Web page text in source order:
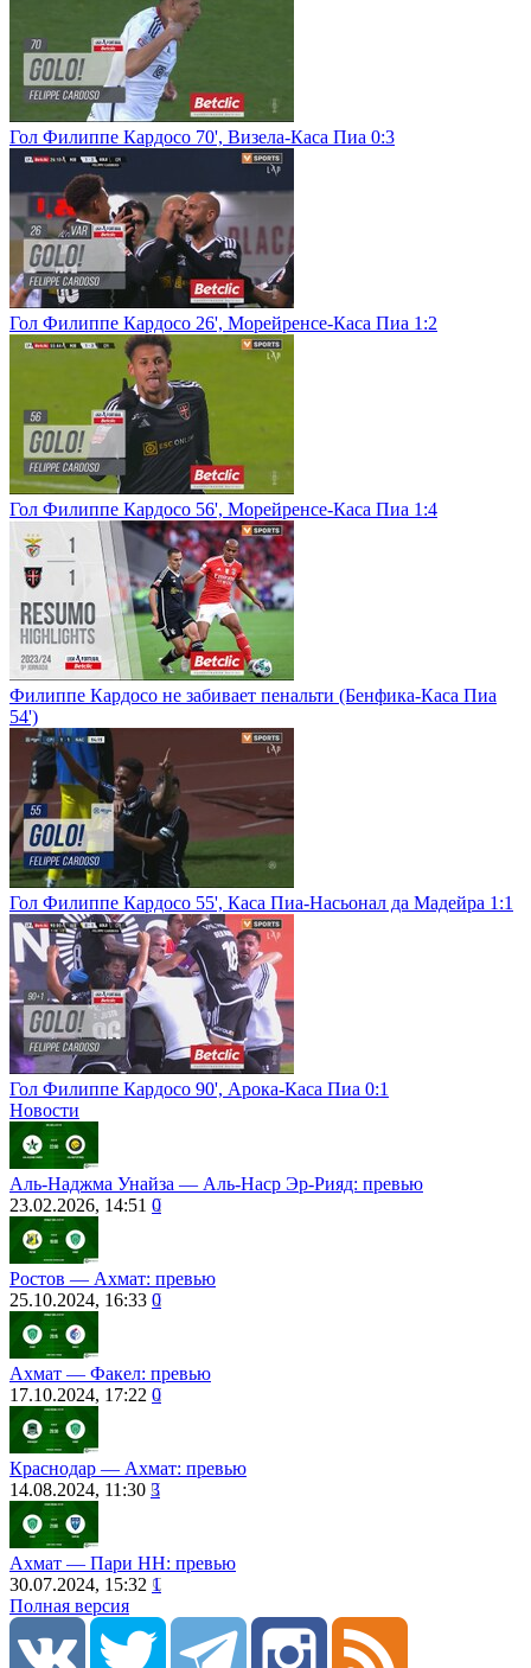
Гол Филиппе Кардосо 70', Визела-Каса Пиа 0:3
Гол Филиппе Кардосо 26', Морейренсе-Каса Пиа 1:2
Гол Филиппе Кардосо 56', Морейренсе-Каса Пиа 1:4
Филиппе Кардосо не забивает пенальти (Бенфика-Каса Пиа
54')
Гол Филиппе Кардосо 55', Каса Пиа-Насьонал да Мадейра 1:1
Гол Филиппе Кардосо 90', Арока-Каса Пиа 0:1
Новости
Аль-Наджма Унайза ― Аль-Наср Эр-Рияд: превью
23.02.2026, 14:51 0
Ростов ― Ахмат: превью
25.10.2024, 16:33 0
Ахмат ― Факел: превью
17.10.2024, 17:22 0
Краснодар ― Ахмат: превью
14.08.2024, 11:30 3
Ахмат ― Пари НН: превью
30.07.2024, 15:32 1
Полная версия